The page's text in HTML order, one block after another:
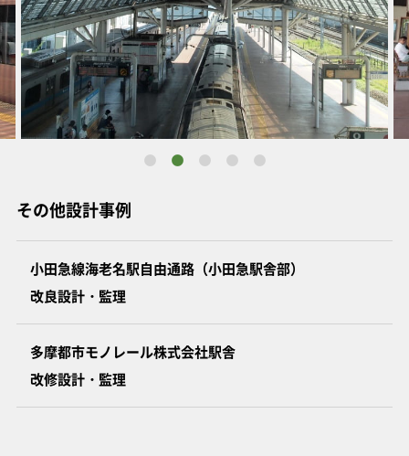
その他設計事例
小田急線海老名駅自由通路（小田急駅舎部）
改良設計・監理
多摩都市モノレール株式会社駅舎
改修設計・監理